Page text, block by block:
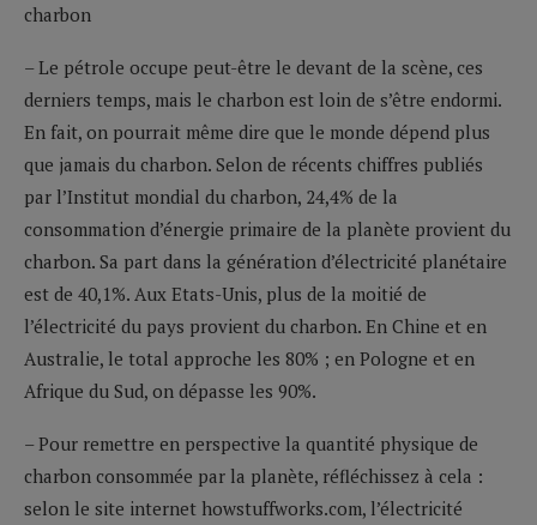
charbon
– Le pétrole occupe peut-être le devant de la scène, ces
derniers temps, mais le charbon est loin de s’être endormi.
En fait, on pourrait même dire que le monde dépend plus
que jamais du charbon. Selon de récents chiffres publiés
par l’Institut mondial du charbon, 24,4% de la
consommation d’énergie primaire de la planète provient du
charbon. Sa part dans la génération d’électricité planétaire
est de 40,1%. Aux Etats-Unis, plus de la moitié de
l’électricité du pays provient du charbon. En Chine et en
Australie, le total approche les 80% ; en Pologne et en
Afrique du Sud, on dépasse les 90%.
– Pour remettre en perspective la quantité physique de
charbon consommée par la planète, réfléchissez à cela :
selon le site internet howstuffworks.com, l’électricité